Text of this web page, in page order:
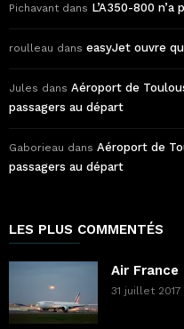
Pichavant dans L’A350-800
roulleau dans easyJet ouvre
Jules dans Aéroport de
passagers au départ
Gaborieau dans Aéroport de
passagers au départ
LES PLUS COMMENTÉS
Air
31 juillet 2017